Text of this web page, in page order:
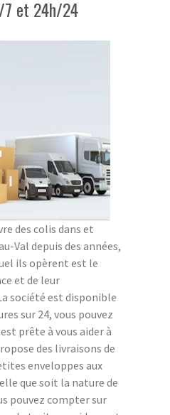
7 et 24h/24
des colis dans et
Val depuis des années,
ils opèrent est le
et de leur
société est disponible
sur 24, vous pouvez
prête à vous aider à
des livraisons de
enveloppes aux
que soit la nature de
pouvez compter sur